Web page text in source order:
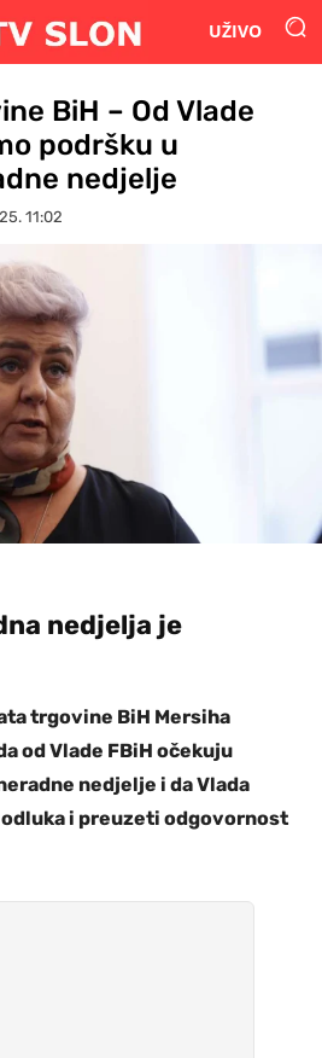
UŽIVO
BiH – Od Vlade
podršku u
nedjelje
11:02
nedjelja je
trgovine BiH Mersiha
od Vlade FBiH očekuju
nedjelje i da Vlada
i preuzeti odgovornost